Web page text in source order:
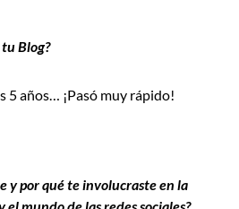
Blog?
5 años… ¡Pasó muy rápido!
y por qué te involucraste en la